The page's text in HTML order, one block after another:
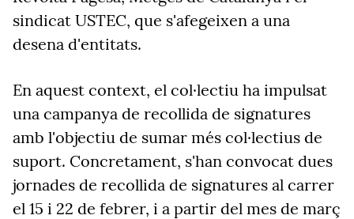
sindicat USTEC, que s'afegeixen a una
desena d'entitats.
En aquest context, el col·lectiu ha impulsat
una campanya de recollida de signatures
amb l'objectiu de sumar més col·lectius de
suport. Concretament, s'han convocat dues
jornades de recollida de signatures al carrer
el 15 i 22 de febrer, i a partir del mes de març